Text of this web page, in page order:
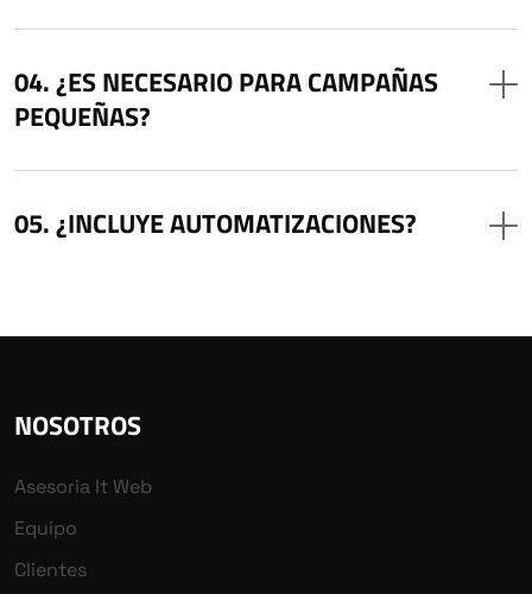
¿ES NECESARIO PARA CAMPAÑAS
PEQUEÑAS?
¿INCLUYE AUTOMATIZACIONES?
NOSOTROS
Asesoria It Web
Equipo
Clientes